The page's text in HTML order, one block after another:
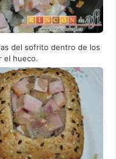
del sofrito dentro de los
el hueco.